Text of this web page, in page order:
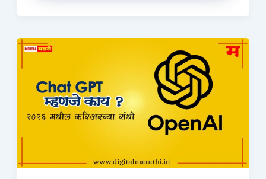
?
2026
मधील